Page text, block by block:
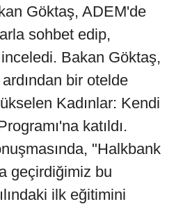
Göktaş, ADEM'de
sohbet edip,
inceledi. Bakan Göktaş,
bir otelde
Kadınlar: Kendi
katıldı.
"Halkbank
geçirdiğimiz bu
ilk eğitimini